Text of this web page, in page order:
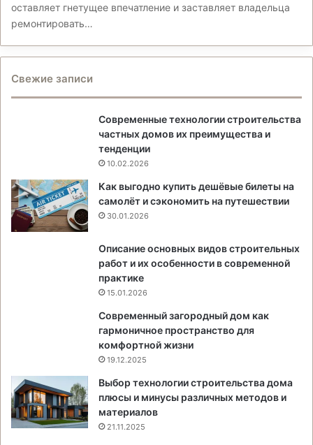
оставляет гнетущее впечатление и заставляет владельца
ремонтировать…
Свежие записи
Современные технологии строительства
частных домов их преимущества и
тенденции
10.02.2026
Как выгодно купить дешёвые билеты на
самолёт и сэкономить на путешествии
30.01.2026
Описание основных видов строительных
работ и их особенности в современной
практике
15.01.2026
Современный загородный дом как
гармоничное пространство для
комфортной жизни
19.12.2025
Выбор технологии строительства дома
плюсы и минусы различных методов и
материалов
21.11.2025